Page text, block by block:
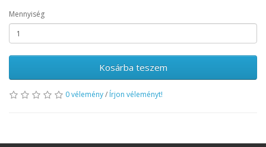
Mennyiség
Kosárba teszem
0 vélemény/ Írjon véleményt!